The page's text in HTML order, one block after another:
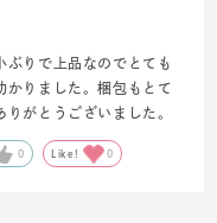
ぶりで上品なのでとても
かりました。梱包もとて
がとうございました。
0 Like! 0